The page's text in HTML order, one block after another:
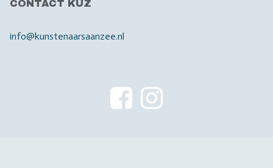
CONTACT KUZ
info@kunstenaarsaanzee.nl